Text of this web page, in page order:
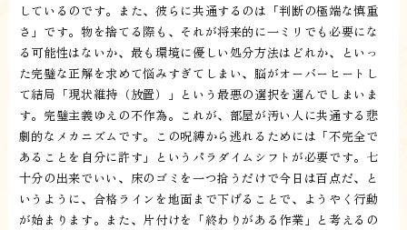
しているのです。また、彼らに共通するのは「判断の極端な慎重
さ」です。物を捨てる際も、それが将来的に一ミリでも必要にな
る可能性はないか、最も環境に優しい処分方法はどれか、といっ
た完璧な正解を求めて悩みすぎてしまい、脳がオーバーヒートし
て結局「現状維持（放置）」という最悪の選択を選んでしまいま
す。完璧主義ゆえの不作為。これが、部屋が汚い人に共通する悲
劇的なメカニズムです。この呪縛から逃れるためには「不完全で
あることを自分に許す」というパラダイムシフトが必要です。七
十分の出来でいい、床のゴミを一つ拾うだけで今日は百点だ、と
いうように、合格ラインを地面まで下げることで、ようやく行動
が始まります。また、片付けを「終わりがある作業」と考えるの